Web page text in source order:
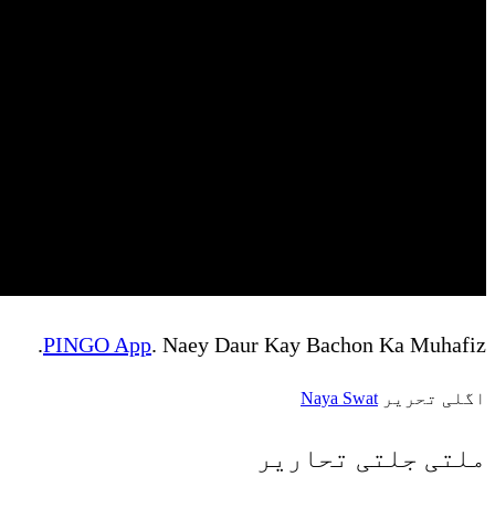
PINGO App. Naey Daur Kay Bachon Ka Muhafiz.
اگلی تحریر Naya Swat
ملتی جلتی تحاریر